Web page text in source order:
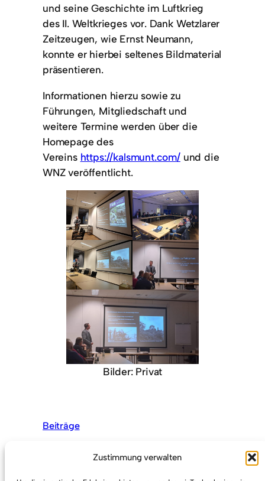
Zustimmung verwalten
und seine Geschichte im Luftkrieg
des II. Weltkrieges vor. Dank Wetzlarer
Zeitzeugen, wie Ernst Neumann,
konnte er hierbei seltenes Bildmaterial
präsentieren.
Informationen hierzu sowie zu
Führungen, Mitgliedschaft und
weitere Termine werden über die
Homepage des
Vereins https://kalsmunt.com/und die
WNZ veröffentlicht.
Bilder: Privat
Beiträge